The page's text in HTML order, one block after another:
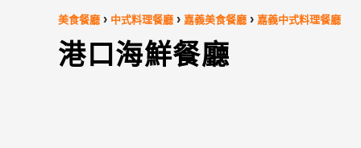
美食餐廳 › 中式料理餐廳 › 嘉義美食餐廳 › 嘉義中式料理餐廳
港口海鮮餐廳